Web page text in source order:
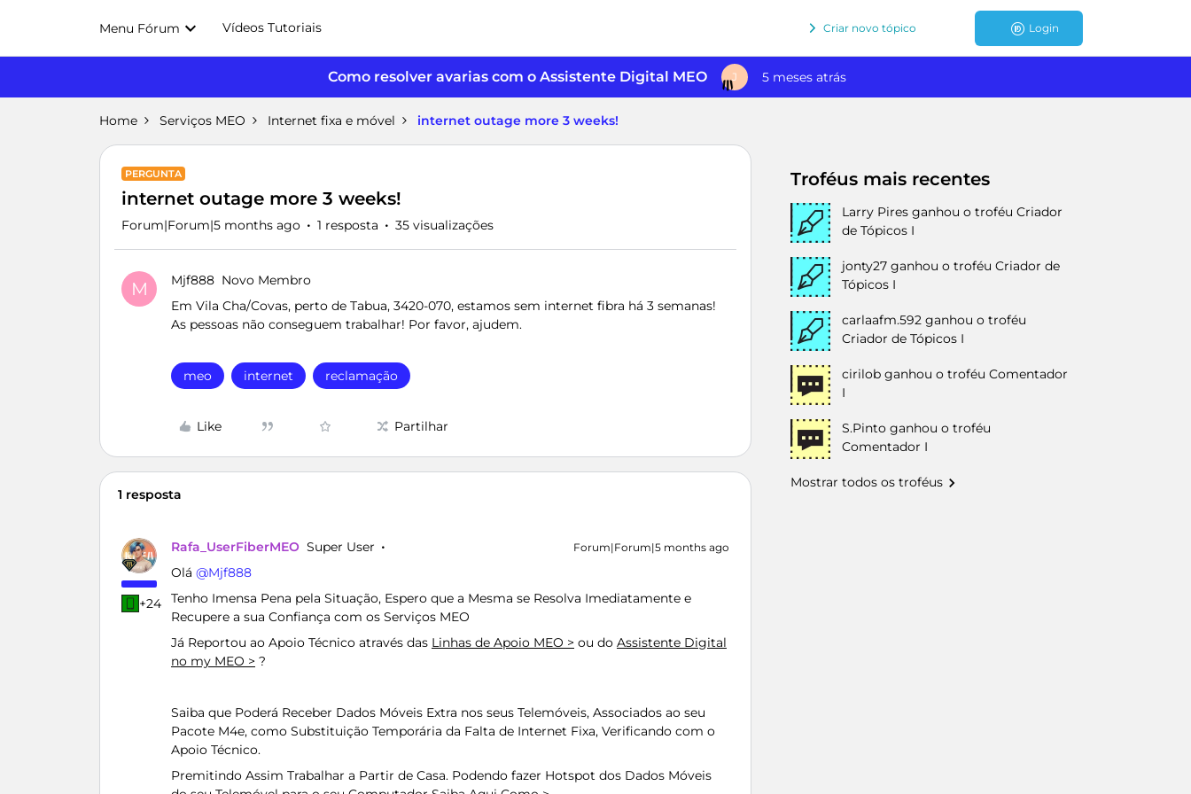
Menu Fórum Vídeos Tutoriais Criar novo tópico Login
Como resolver avarias com o Assistente Digital MEO J 5 meses atrás
Home Serviços MEO Internet fixa e móvel internet outage more 3 weeks!
PERGUNTA
internet outage more 3 weeks!
Forum|Forum|5 months ago 1 resposta 35 visualizações
M Mjf888 Novo Membro
Em Vila Cha/Covas, perto de Tabua, 3420-070, estamos sem internet fibra há 3 semanas!
As pessoas não conseguem trabalhar! Por favor, ajudem.
meo internet reclamação
Like Partilhar
1 resposta
+24
Rafa_UserFiberMEO Super User Forum|Forum|5 months ago
Olá ​ @Mjf888
Tenho Imensa Pena pela Situação, Espero que a Mesma se Resolva Imediatamente e
Recupere a sua Confiança com os Serviços MEO
Já Reportou ao Apoio Técnico através das Linhas de Apoio MEO > ou do Assistente Digital
no my MEO > ?
Saiba que Poderá Receber Dados Móveis Extra nos seus Telemóveis, Associados ao seu
Pacote M4e, como Substituição Temporária da Falta de Internet Fixa, Verificando com o
Apoio Técnico.
Premitindo Assim Trabalhar a Partir de Casa. Podendo fazer Hotspot dos Dados Móveis
Troféus mais recentes
Larry Pires ganhou o troféu Criador
de Tópicos I
jonty27 ganhou o troféu Criador de
Tópicos I
carlaafm.592 ganhou o troféu
Criador de Tópicos I
cirilob ganhou o troféu Comentador
I
S.Pinto ganhou o troféu
Comentador I
Mostrar todos os troféus